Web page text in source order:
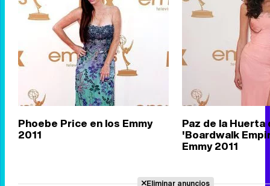
Phoebe Price en los Emmy
2011
Paz de la Huerta
'Boardwalk
Emmy 2011
Eliminar anuncios